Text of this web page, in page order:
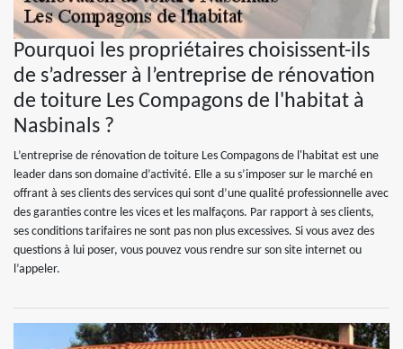
Pourquoi les propriétaires choisissent-ils
de s’adresser à l’entreprise de rénovation
de toiture Les Compagons de l'habitat à
Nasbinals ?
L’entreprise de rénovation de toiture Les Compagons de l'habitat est une
leader dans son domaine d’activité. Elle a su s’imposer sur le marché en
offrant à ses clients des services qui sont d’une qualité professionnelle avec
des garanties contre les vices et les malfaçons. Par rapport à ses clients,
ses conditions tarifaires ne sont pas non plus excessives. Si vous avez des
questions à lui poser, vous pouvez vous rendre sur son site internet ou
l’appeler.